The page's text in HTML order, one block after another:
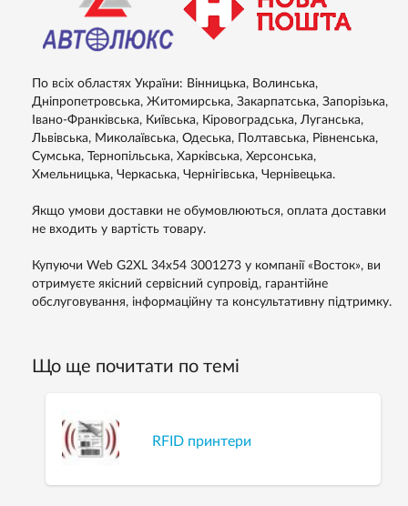
По всіх областях України: Вінницька, Волинська,
Дніпропетровська, Житомирська, Закарпатська, Запорізька,
Івано-Франківська, Київська, Кіровоградська, Луганська,
Львівська, Миколаївська, Одеська, Полтавська, Рівненська,
Сумська, Тернопільська, Харківська, Херсонська,
Хмельницька, Черкаська, Чернігівська, Чернівецька.
Якщо умови доставки не обумовлюються, оплата доставки
не входить у вартість товару.
Купуючи Web G2XL 34x54 3001273 у компанії «Восток», ви
отримуєте якісний сервісний супровід, гарантійне
обслуговування, інформаційну та консультативну підтримку.
Що ще почитати по темі
RFID принтери